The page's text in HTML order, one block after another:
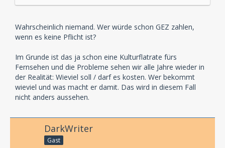
Wahrscheinlich niemand. Wer würde schon GEZ zahlen,
wenn es keine Pflicht ist?
Im Grunde ist das ja schon eine Kulturflatrate fürs
Fernsehen und die Probleme sehen wir alle Jahre wieder in
der Realität: Wieviel soll / darf es kosten. Wer bekommt
wieviel und was macht er damit. Das wird in diesem Fall
nicht anders aussehen.
DarkWriter
Gast